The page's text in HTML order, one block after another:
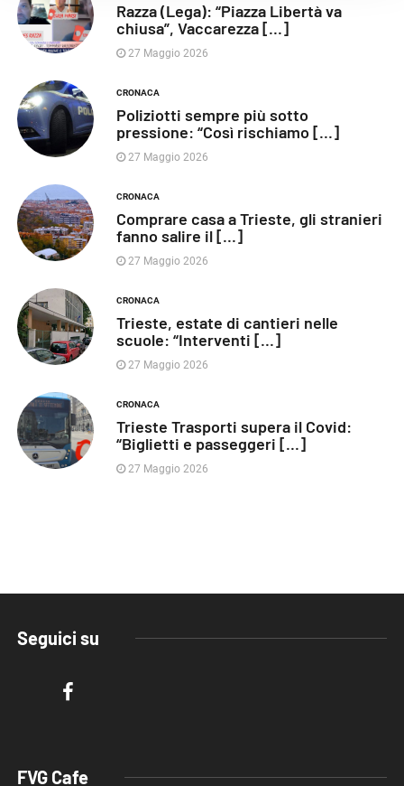
Razza (Lega): “Piazza Libertà va
chiusa”, Vaccarezza [...]
27 Maggio 2026
CRONACA
Poliziotti sempre più sotto
pressione: “Così rischiamo [...]
27 Maggio 2026
CRONACA
Comprare casa a Trieste, gli stranieri
fanno salire il [...]
27 Maggio 2026
CRONACA
Trieste, estate di cantieri nelle
scuole: “Interventi [...]
27 Maggio 2026
CRONACA
Trieste Trasporti supera il Covid:
“Biglietti e passeggeri [...]
27 Maggio 2026
Seguici su
FVG Cafe